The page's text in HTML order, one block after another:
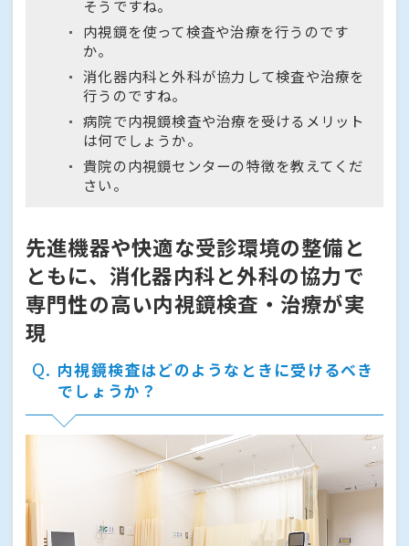
そうですね。
内視鏡を使って検査や治療を行うのです
か。
消化器内科と外科が協力して検査や治療を
行うのですね。
病院で内視鏡検査や治療を受けるメリット
は何でしょうか。
貴院の内視鏡センターの特徴を教えてくだ
さい。
先進機器や快適な受診環境の整備と
ともに、消化器内科と外科の協力で
専門性の高い内視鏡検査・治療が実
現
Q
内視鏡検査はどのようなときに受けるべき
でしょうか？